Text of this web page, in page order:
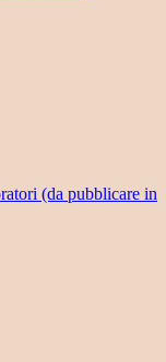
(da pubblicare in